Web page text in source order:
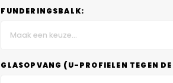
FUNDERINGSBALK:
Maak een keuze...
GLASOPVANG (U-PROFIELEN TEGEN